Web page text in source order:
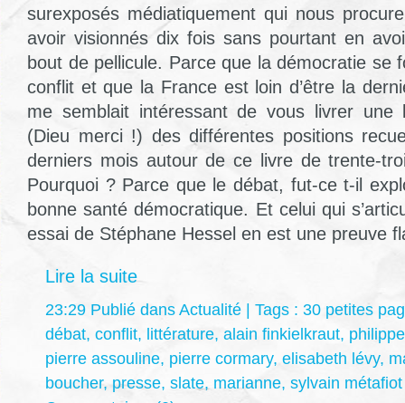
surexposés médiatiquement qui nous
avoir visionnés dix fois sans pourtant en
bout de pellicule. Parce que la démocratie se
conflit et que la France est loin d’être la
me semblait intéressant de vous livrer une
(Dieu merci !) des différentes positions
derniers mois autour de ce livre de trente-
Pourquoi ? Parce que le débat, fut-ce t-il
bonne santé démocratique. Et celui qui
essai de Stéphane Hessel en est une preuve
Lire la suite
23:29 Publié dans Actualité | Tags : 30 petites
débat, conflit, littérature, alain finkielkraut,
pierre assouline, pierre cormary, elisabeth lévy,
boucher, presse, slate, marianne, sylvain métafiot